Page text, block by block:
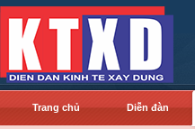
Trang chủ Diễn đàn